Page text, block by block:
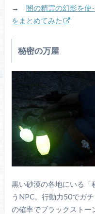
→ 闇の精霊の幻影を使
をまとめてみた
秘密の万屋
黒い砂漠の各地にいる「
うNPC。行動力50でガ
の確率でブラックスト